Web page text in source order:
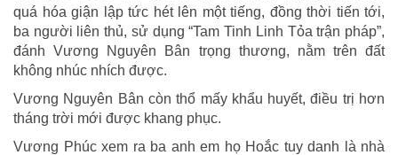
quá hóa giận lập tức hét lên một tiếng, đồng thời tiến tới,
ba người liên thủ, sử dụng “Tam Tinh Linh Tỏa trận pháp”,
đánh Vương Nguyên Bân trọng thương, nằm trên đất
không nhúc nhích được.
Vương Nguyên Bân còn thổ mấy khẩu huyết, điều trị hơn
tháng trời mới được khang phục.
Vương Phúc xem ra ba anh em họ Hoắc tuy danh là nhà